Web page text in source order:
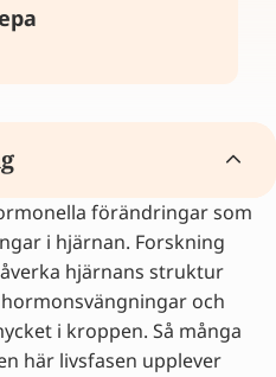
under klimakteriet?
problemen?
din hjärna
förändringar som
i hjärnan. Forskning
hjärnans struktur
och
i kroppen. Så många
här livsfasen upplever